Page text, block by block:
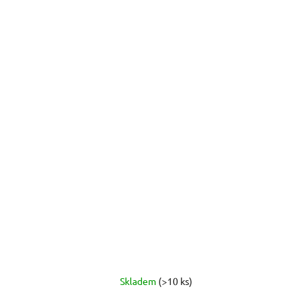
Skladem (>10 ks)